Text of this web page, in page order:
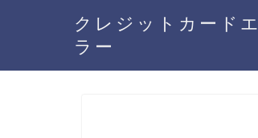
クレジットカードエ
ラー